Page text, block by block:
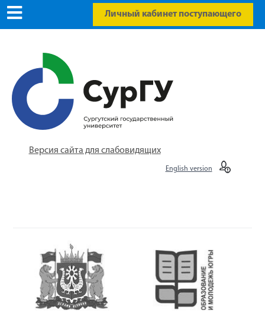
Личный кабинет поступающего
Версия сайта для слабовидящих
English version